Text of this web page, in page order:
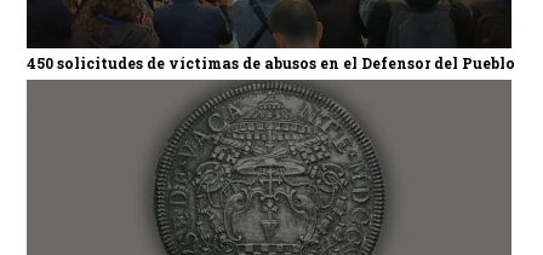
450 solicitudes de víctimas de abusos en el Defensor del Pueblo